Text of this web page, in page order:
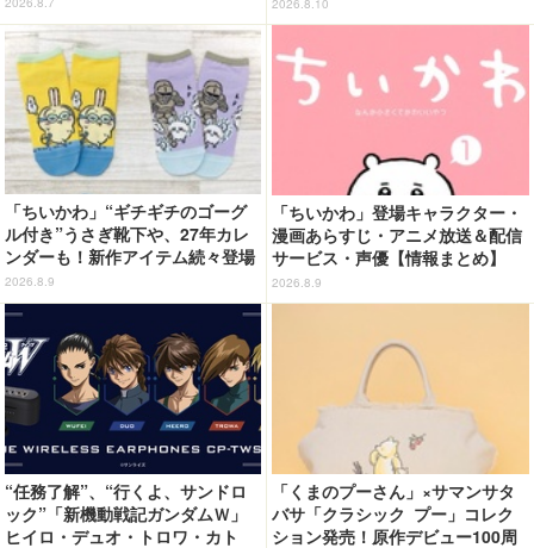
いただけたら」
～】
2026.8.10
「ちいかわ」“ギチギチのゴーグ
ル付き”うさぎ靴下や、27年カレ
ンダーも！新作アイテム続々登場
2026.8.9
「ちいかわ」登場キャラクター・
漫画あらすじ・アニメ放送＆配信
サービス・声優【情報まとめ】
2026.8.9
“任務了解”、“行くよ、サンドロ
ック”「新機動戦記ガンダムＷ」
ヒイロ・デュオ・トロワ・カト
「くまのプーさん」×サマンサタ
バサ「クラシック プー」コレク
ション発売！原作デビュー100周